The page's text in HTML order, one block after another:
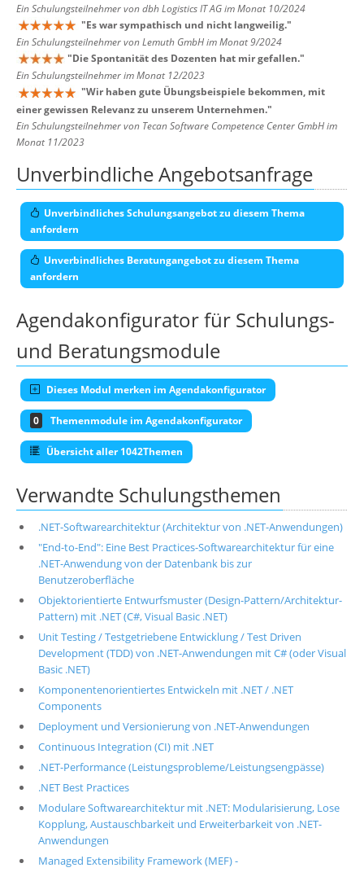
Ein Schulungsteilnehmer von dbh Logistics IT AG im Monat 10/2024
"Es war sympathisch und nicht langweilig."
Ein Schulungsteilnehmer von Lemuth GmbH im Monat 9/2024
"Die Spontanität des Dozenten hat mir gefallen."
Ein Schulungsteilnehmer im Monat 12/2023
"Wir haben gute Übungsbeispiele bekommen, mit
einer gewissen Relevanz zu unserem Unternehmen."
Ein Schulungsteilnehmer von Tecan Software Competence Center GmbH im
Monat 11/2023
Unverbindliche Angebotsanfrage
Unverbindliches Schulungsangebot zu diesem Thema
anfordern
Unverbindliches Beratungangebot zu diesem Thema
anfordern
Agendakonfigurator für Schulungs-
und Beratungsmodule
Dieses Modul merken im Agendakonfigurator
0 Themenmodule im Agendakonfigurator
Übersicht aller 1042Themen
Verwandte Schulungsthemen
.NET-Softwarearchitektur (Architektur von .NET-Anwendungen)
"End-to-End": Eine Best Practices-Softwarearchitektur für eine
.NET-Anwendung von der Datenbank bis zur
Benutzeroberfläche
Objektorientierte Entwurfsmuster (Design-Pattern/Architektur-
Pattern) mit .NET (C#, Visual Basic .NET)
Unit Testing / Testgetriebene Entwicklung / Test Driven
Development (TDD) von .NET-Anwendungen mit C# (oder Visual
Basic .NET)
Komponentenorientiertes Entwickeln mit .NET / .NET
Components
Deployment und Versionierung von .NET-Anwendungen
Continuous Integration (CI) mit .NET
.NET-Performance (Leistungsprobleme/Leistungsengpässe)
.NET Best Practices
Modulare Softwarearchitektur mit .NET: Modularisierung, Lose
Kopplung, Austauschbarkeit und Erweiterbarkeit von .NET-
Anwendungen
Managed Extensibility Framework (MEF) -